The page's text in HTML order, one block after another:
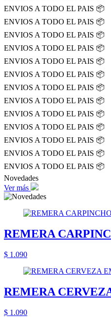
ENVIOS A TODO EL PAIS 📦
ENVIOS A TODO EL PAIS 📦
ENVIOS A TODO EL PAIS 📦
ENVIOS A TODO EL PAIS 📦
ENVIOS A TODO EL PAIS 📦
ENVIOS A TODO EL PAIS 📦
ENVIOS A TODO EL PAIS 📦
ENVIOS A TODO EL PAIS 📦
ENVIOS A TODO EL PAIS 📦
ENVIOS A TODO EL PAIS 📦
ENVIOS A TODO EL PAIS 📦
ENVIOS A TODO EL PAIS 📦
ENVIOS A TODO EL PAIS 📦
Novedades
Ver más
REMERA
$ 1.090
REMERA
$ 1.090